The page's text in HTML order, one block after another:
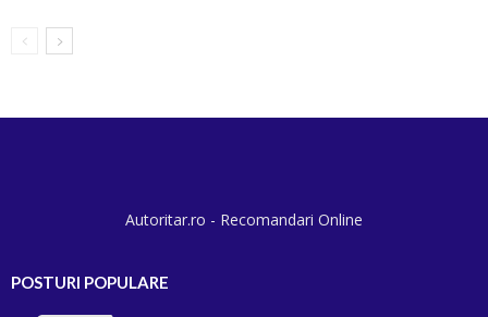
Autoritar.ro - Recomandari Online
POSTURI POPULARE